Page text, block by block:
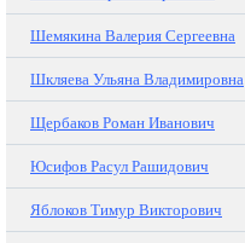
Шемякина Валерия Сергеевна
Шкляева Ульяна Владимировна
Щербаков Роман Иванович
Юсифов Расул Рашидович
Яблоков Тимур Викторович